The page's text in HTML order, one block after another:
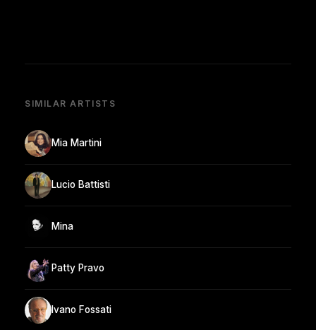
SIMILAR ARTISTS
Mia Martini
Lucio Battisti
Mina
Patty Pravo
Ivano Fossati